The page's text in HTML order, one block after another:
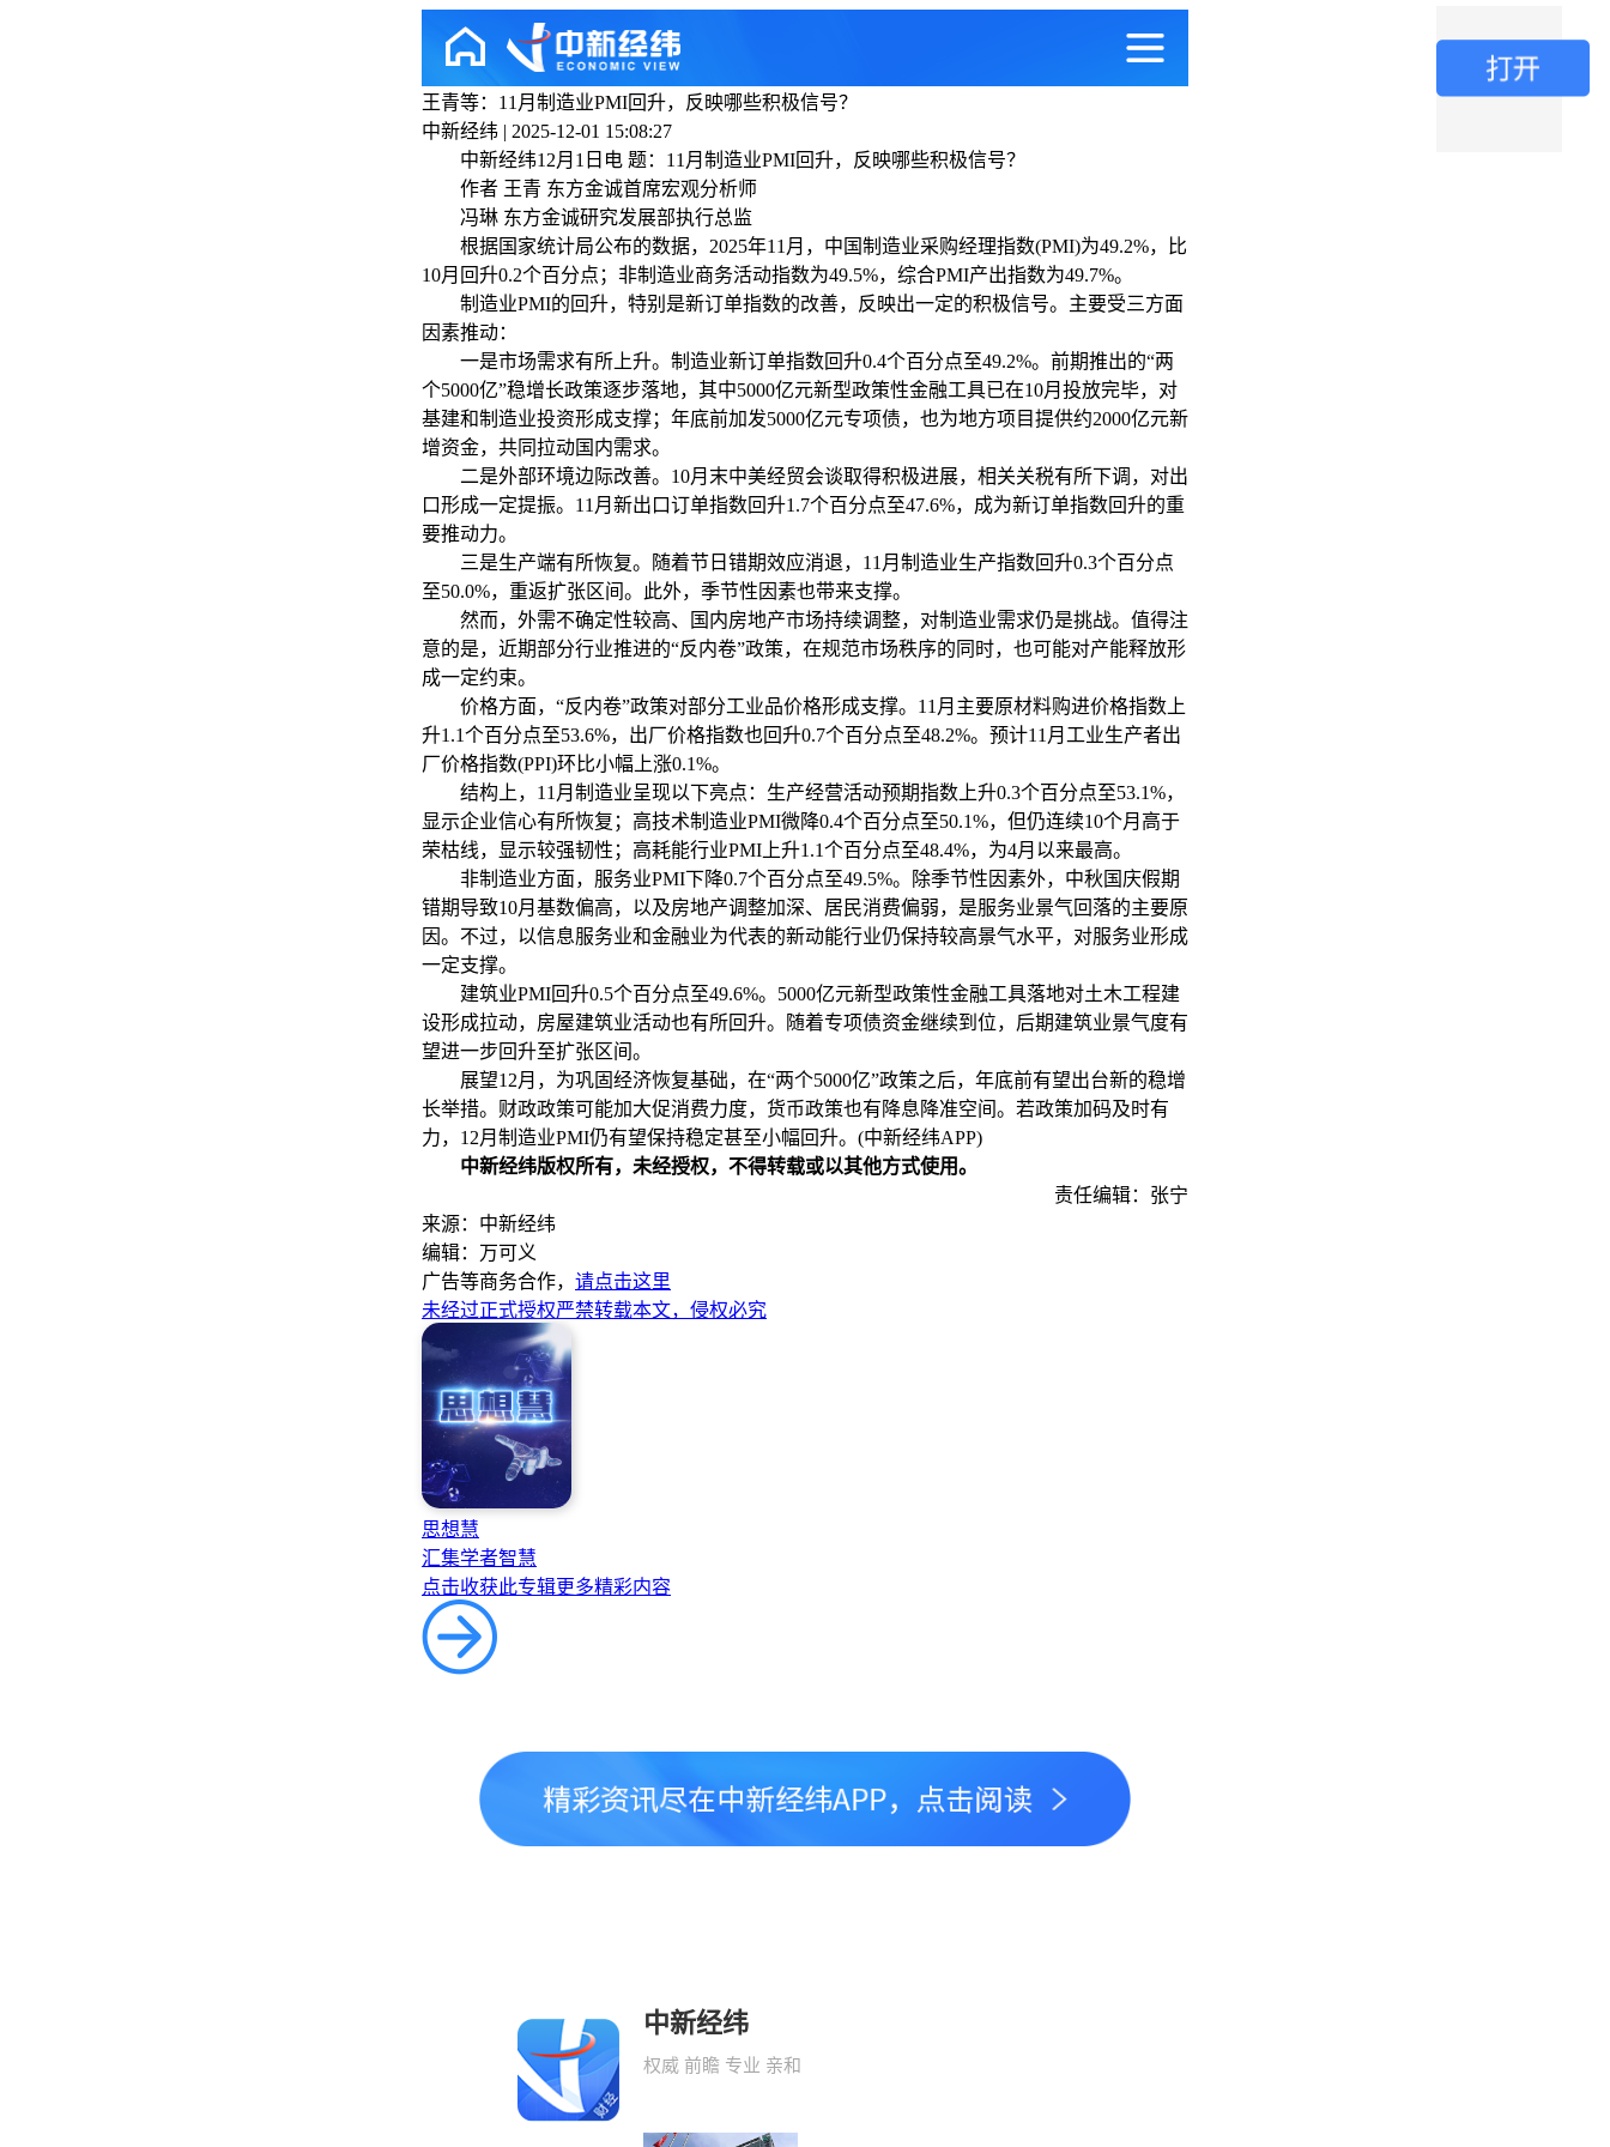
王青等：11月制造业PMI回升，反映哪些积极信号？
中新经纬 | 2025-12-01 15:08:27
中新经纬12月1日电 题：11月制造业PMI回升，反映哪些积极信号？
作者 王青 东方金诚首席宏观分析师
冯琳 东方金诚研究发展部执行总监
根据国家统计局公布的数据，2025年11月，中国制造业采购经理指数(PMI)为49.2%，比
10月回升0.2个百分点；非制造业商务活动指数为49.5%，综合PMI产出指数为49.7%。
制造业PMI的回升，特别是新订单指数的改善，反映出一定的积极信号。主要受三方面
因素推动：
一是市场需求有所上升。制造业新订单指数回升0.4个百分点至49.2%。前期推出的“两
个5000亿”稳增长政策逐步落地，其中5000亿元新型政策性金融工具已在10月投放完毕，对
基建和制造业投资形成支撑；年底前加发5000亿元专项债，也为地方项目提供约2000亿元新
增资金，共同拉动国内需求。
二是外部环境边际改善。10月末中美经贸会谈取得积极进展，相关关税有所下调，对出
口形成一定提振。11月新出口订单指数回升1.7个百分点至47.6%，成为新订单指数回升的重
要推动力。
三是生产端有所恢复。随着节日错期效应消退，11月制造业生产指数回升0.3个百分点
至50.0%，重返扩张区间。此外，季节性因素也带来支撑。
然而，外需不确定性较高、国内房地产市场持续调整，对制造业需求仍是挑战。值得注
意的是，近期部分行业推进的“反内卷”政策，在规范市场秩序的同时，也可能对产能释放形
成一定约束。
价格方面，“反内卷”政策对部分工业品价格形成支撑。11月主要原材料购进价格指数上
升1.1个百分点至53.6%，出厂价格指数也回升0.7个百分点至48.2%。预计11月工业生产者出
厂价格指数(PPI)环比小幅上涨0.1%。
结构上，11月制造业呈现以下亮点：生产经营活动预期指数上升0.3个百分点至53.1%，
显示企业信心有所恢复；高技术制造业PMI微降0.4个百分点至50.1%，但仍连续10个月高于
荣枯线，显示较强韧性；高耗能行业PMI上升1.1个百分点至48.4%，为4月以来最高。
非制造业方面，服务业PMI下降0.7个百分点至49.5%。除季节性因素外，中秋国庆假期
错期导致10月基数偏高，以及房地产调整加深、居民消费偏弱，是服务业景气回落的主要原
因。不过，以信息服务业和金融业为代表的新动能行业仍保持较高景气水平，对服务业形成
一定支撑。
建筑业PMI回升0.5个百分点至49.6%。5000亿元新型政策性金融工具落地对土木工程建
设形成拉动，房屋建筑业活动也有所回升。随着专项债资金继续到位，后期建筑业景气度有
望进一步回升至扩张区间。
展望12月，为巩固经济恢复基础，在“两个5000亿”政策之后，年底前有望出台新的稳增
长举措。财政政策可能加大促消费力度，货币政策也有降息降准空间。若政策加码及时有
力，12月制造业PMI仍有望保持稳定甚至小幅回升。(中新经纬APP)
中新经纬版权所有，未经授权，不得转载或以其他方式使用。
责任编辑：张宁
来源：中新经纬
编辑：万可义
广告等商务合作， 请点击这里
未经过正式授权严禁转载本文，侵权必究
思想慧
汇集学者智慧
点击收获此专辑更多精彩内容
中新经纬
权威 前瞻 专业 亲和